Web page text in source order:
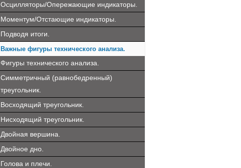
Осцилляторы/Опережающие индикаторы.
Моментум/Отстающие индикаторы.
Подводя итоги.
Важные фигуры технического анализа.
Фигуры технического анализа.
Симметричный (равнобедренный)
треугольник.
Восходящий треугольник.
Нисходящий треугольник.
Двойная вершина.
Двойное дно.
Голова и плечи.